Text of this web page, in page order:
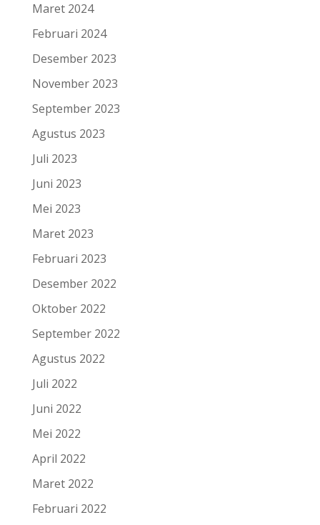
Maret 2024
Februari 2024
Desember 2023
November 2023
September 2023
Agustus 2023
Juli 2023
Juni 2023
Mei 2023
Maret 2023
Februari 2023
Desember 2022
Oktober 2022
September 2022
Agustus 2022
Juli 2022
Juni 2022
Mei 2022
April 2022
Maret 2022
Februari 2022